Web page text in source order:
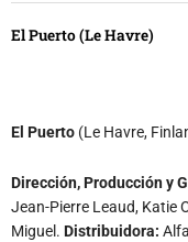
El Puerto (Le Havre)
El Puerto (Le Havre,
Dirección, Producción y
Jean-Pierre Leaud, Katie
Miguel. Distribuidora: